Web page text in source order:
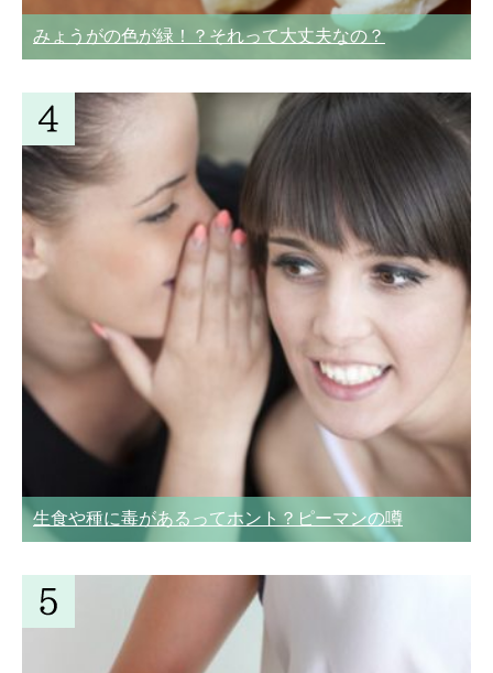
みょうがの色が緑！？それって大丈夫なの？
生食や種に毒があるってホント？ピーマンの噂